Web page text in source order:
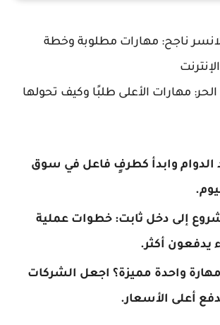
ناجح: مهارات مطلوبة وخطة
مهارات الأعلى طلبًا وكيف تحولها
الدوام وابدأ كطرفٍ فاعل في سوق
إلى دخل ثابت: خطوات عملية
يدفعون أكثر.
واحدة مميزة؟ اجعل الشركات
أعلى الأسعار.